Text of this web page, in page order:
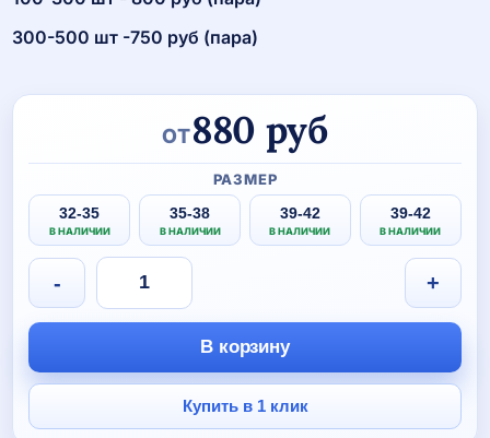
300-500 шт -750 руб (пара)
ОТ880 руб
РАЗМЕР
32-35
В НАЛИЧИИ
35-38
В НАЛИЧИИ
39-42
В НАЛИЧИИ
39-42
В НАЛИЧИИ
Количество
товара
Гольфы
волейбольные
с
вашим
логотипом
- +
В корзину
Купить в 1 клик